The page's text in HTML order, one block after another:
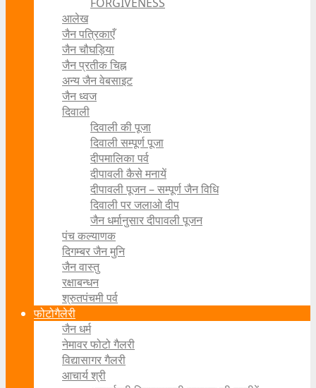
आलेख
जैन पत्रिकाएँ
जैन चौघड़िया
जैन प्रतीक चिह्न
अन्य जैन वेबसाइट
जैन ध्वज
दिवाली
दिवाली की पूजा
दिवाली सम्पूर्ण पूजा
दीपमालिका पर्व
दीपावली कैसे मनायें
दीपावली पूजन – सम्पूर्ण जैन विधि
दिवाली पर जलाओ दीप
जैन धर्मानुसार दीपावली पूजन
पंच कल्याणक
दिगम्बर जैन मुनि
जैन वास्तु
रक्षाबन्धन
श्रुतपंचमी पर्व
फोटोगैलेरी
जैन धर्म
नेमावर फोटो गैलरी
विद्यासागर गैलरी
आचार्य श्री